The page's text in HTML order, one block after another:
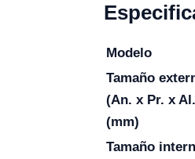
Modelo
Tamaño
(An. x Pr. x
(mm)
Tamaño